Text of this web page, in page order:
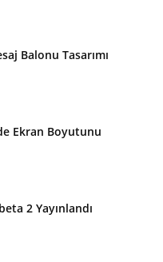
Balonu Tasarımı
Ekran Boyutunu
2 Yayınlandı